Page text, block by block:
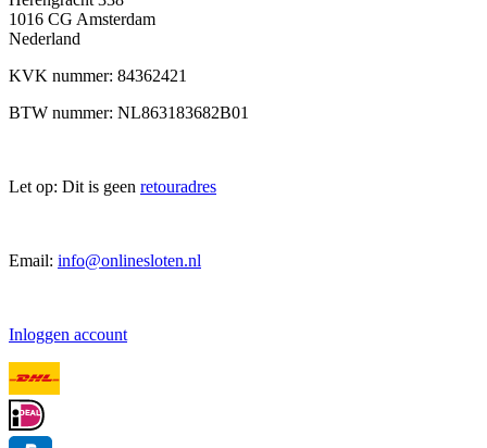
1016 CG Amsterdam
Nederland
KVK nummer: 84362421
BTW nummer: NL863183682B01
Let op: Dit is geen retouradres
Email: info@onlinesloten.nl
Inloggen account